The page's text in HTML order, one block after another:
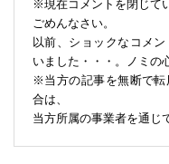
※現在コメントを閉じて
ごめんなさい。
以前、ショックなコメ
いました・・・。ノミの
※当方の記事を無断で転
合は、
当方所属の事業者を通じ